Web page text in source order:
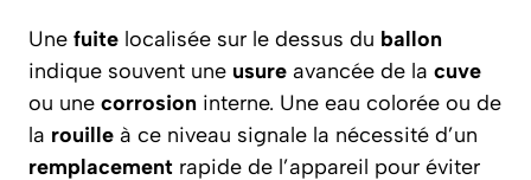
Une fuite localisée sur le dessus du ballon
indique souvent une usure avancée de la cuve
ou une corrosion interne. Une eau colorée ou de
la rouille à ce niveau signale la nécessité d’un
remplacement rapide de l’appareil pour éviter